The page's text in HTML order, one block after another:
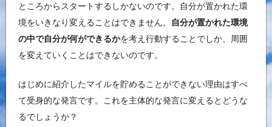
ところからスタートするしかないのです。自分が置かれた環
境をいきなり変えることはできません。
自分が置かれた環境
の中で自分が何ができるかを考え行動することでしか、周囲
を変えていくことはできないのです。
はじめに紹介したマイルを貯めることができない理由はすべ
て受身的な発言です。これを主体的な発言に変えるとどうな
るでしょうか？